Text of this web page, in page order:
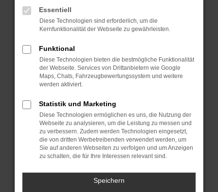
Prüfe deine Browsererweiterungen.
Manche Erweiterungen, wie Werbeblocker,
können das Laden bestimmter Seiten
anderen Browser oder in einem privaten
Fenster?
Starte dein Gerät neu.
vorübergehende Probleme zu beheben.
Stelle sicher, dass dein Browser und dein
Betriebssystem auf dem neuesten Stand
sind.
Veraltete Software birgt nicht nur ein
führen, dass bestimmte Funktionen nicht
Essentiell
Diese Technologien sind erforderlich, um die
Kernfunktionalität der Webseite zu gewährleisten.
Funktional
Diese Technologien bieten die bestmögliche Funktionalität
der Webseite. Services von Drittanbietern wie Google
Maps, Chats, Fahrzeugbewertungssystem und weitere
werden aktiviert.
Statistik und Marketing
Diese Technologien ermöglichen es uns, die Nutzung der
Webseite zu analysieren, um die Leistung zu messen und
zu verbessern. Zudem werden Technologien eingesetzt,
die von dritten Werbetreibenden verwendet werden, um
Sie auf anderen Webseiten zu verfolgen und um Anzeigen
zu schalten, die für Ihre Interessen relevant sind.
Speichern